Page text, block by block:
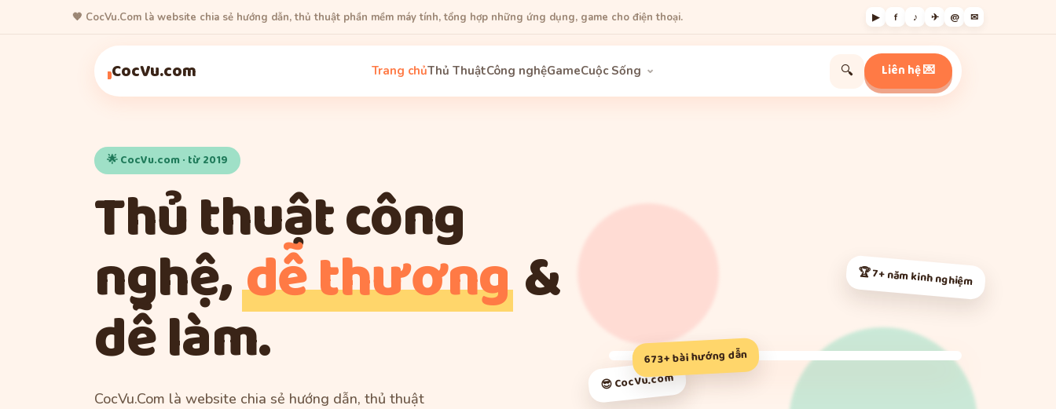
🧡 CocVu.Com là website chia sẻ hướng dẫn, thủ thuật phần mềm máy tính, tổng hợp những ứng dụng, game cho điện thoại. ▶ f ♪ ✈ @ ✉
CocVu.com Trang chủThủ ThuậtCông nghệGameCuộc Sống 🔍 Liên hệ 💌
🌟 CocVu.com · từ 2019
Thủ thuật công
nghệ,dễ thương&
dễ làm.
CocVu.Com là website chia sẻ hướng dẫn, thủ thuật
😎 CocVu.com
🏆 7+ năm kinh nghiệm
673+ bài hướng dẫn